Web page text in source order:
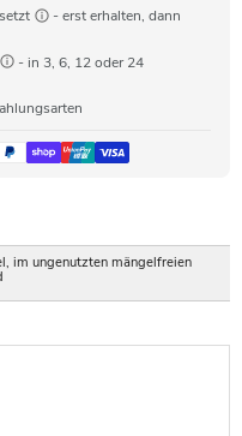
- erst erhalten, dann
- in 3, 6, 12 oder 24
im ungenutzten mängelfreien